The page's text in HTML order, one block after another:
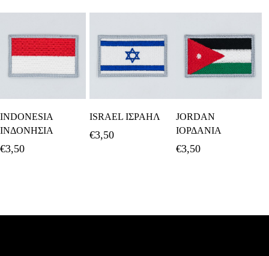
Καλάθι
INDONESIA
ΙΝΔΟΝΗΣΙΑ
€3,50
ISRAEL ΙΣΡΑΗΛ
€3,50
Καλάθι
JORDAN
ΙΟΡΔΑΝΙΑ
€3,50